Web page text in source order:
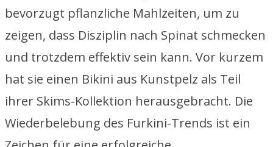
bevorzugt pflanzliche Mahlzeiten, um zu
zeigen, dass Disziplin nach Spinat schmecken
und trotzdem effektiv sein kann. Vor kurzem
hat sie einen Bikini aus Kunstpelz als Teil
ihrer Skims-Kollektion herausgebracht. Die
Wiederbelebung des Furkini-Trends ist ein